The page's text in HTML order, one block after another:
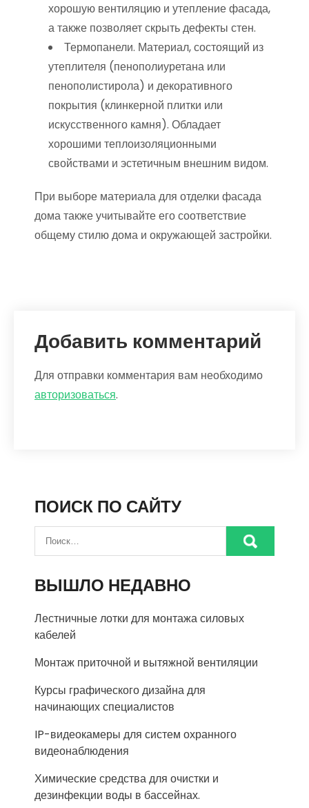
хорошую вентиляцию и утепление фасада,
а также позволяет скрыть дефекты стен.
Термопанели. Материал, состоящий из
утеплителя (пенополиуретана или
пенополистирола) и декоративного
покрытия (клинкерной плитки или
искусственного камня). Обладает
хорошими теплоизоляционными
свойствами и эстетичным внешним видом.
При выборе материала для отделки фасада
дома также учитывайте его соответствие
общему стилю дома и окружающей застройки.
Добавить комментарий
Для отправки комментария вам необходимо
авторизоваться.
ПОИСК ПО САЙТУ
ВЫШЛО НЕДАВНО
Лестничные лотки для монтажа силовых
кабелей
Монтаж приточной и вытяжной вентиляции
Курсы графического дизайна для
начинающих специалистов
IP-видеокамеры для систем охранного
видеонаблюдения
Химические средства для очистки и
дезинфекции воды в бассейнах.